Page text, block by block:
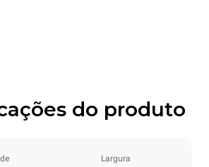
do produto
Largura